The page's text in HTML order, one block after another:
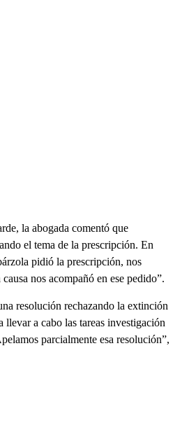
la abogada comentó que
el tema de la prescripción. En
pidió la prescripción, nos
nos acompañó en ese pedido”.
resolución rechazando la extinción
llevar a cabo las tareas investigación
parcialmente esa resolución”,